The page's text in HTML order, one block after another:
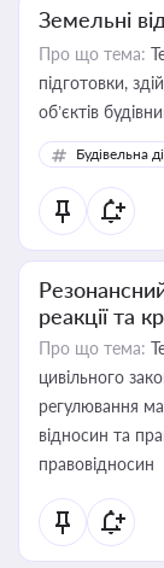
Земельні
Про що тема:
підготовки,
об’єктів
Будівельна
реакції та
Про що тема:
цивільного
регулювання
відносин та
правовідносин